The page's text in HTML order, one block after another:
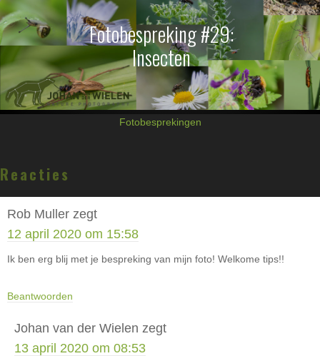
Fotobespreking #29:
Insecten
Fotobesprekingen
Interacties
Reacties
Rob Muller zegt
12 april 2020 om 15:58
Ik ben erg blij met je bespreking van mijn foto! Welkome tips!!
Beantwoorden
Johan van der Wielen zegt
13 april 2020 om 08:53